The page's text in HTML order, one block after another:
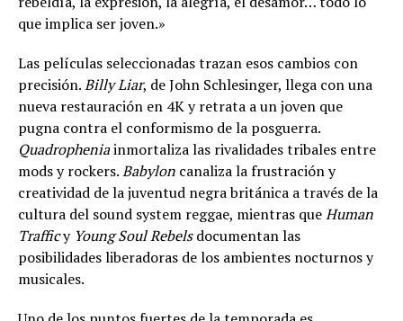
que implica ser joven.»
Las películas seleccionadas trazan esos cambios con
precisión.Billy Liar, de John Schlesinger, llega con una
nueva restauración en 4K y retrata a un joven que
pugna contra el conformismo de la posguerra.
Quadropheniainmortaliza las rivalidades tribales entre
mods y rockers.Babylon canaliza la frustración y
creatividad de la juventud negra británica a través de la
cultura del sound system reggae, mientras queHuman
Trafficy Young Soul Rebelsdocumentan las
posibilidades liberadoras de los ambientes nocturnos y
musicales.